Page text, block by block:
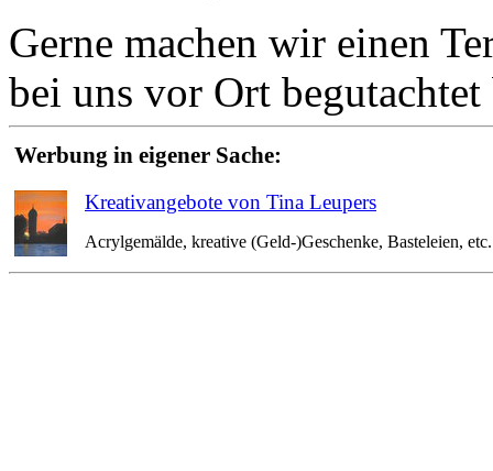
Gerne machen wir einen
bei uns vor Ort
Werbung in eigener Sache:
Kreativangebote von Tina Leupers
Acrylgemälde, kreative (Geld-)Geschenke, Basteleien,